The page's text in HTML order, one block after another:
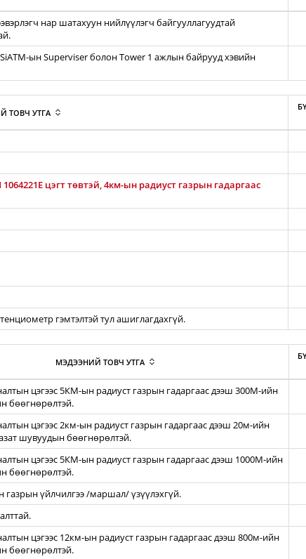
нар шатахуун нийлүүлэгч байгууллагуудтай
ын Superviser болон Tower 1 ажлын байрууд хэвийн
ТОВЧ УТГА
цэгт төвтэй, 4км-ын радиуст газрын гадаргаас
гэмтэлтэй тул ашиглагдахгүй.
МЭДЭЭНИЙ ТОВЧ УТГА
цэгээс 5КМ-ын радиуст газрын гадаргаас дээш 300М-ийн
бөөгнөрөлтэй.
цэгээс 2км-ын радиуст газрын гадаргаас дээш 20м-ийн
шувуудын бөөгнөрөлтэй.
цэгээс 5КМ-ын радиуст газрын гадаргаас дээш 1000М-ийн
бөөгнөрөлтэй.
газрын үйлчилгээ /маршал/ үзүүлэхгүй.
цэгээс 12км-ын радиуст газрын гадаргаас дээш 800м-ийн
бөөгнөрөлтэй.